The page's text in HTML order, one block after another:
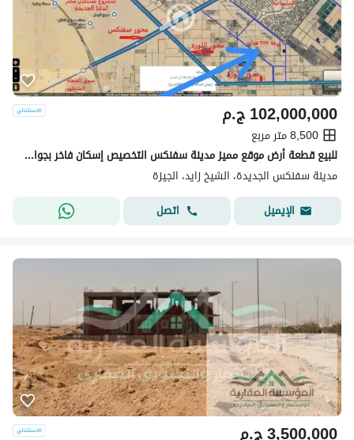
ج.م102,000,000
8,500 متر مربع
للبيع قطعة أرض موقع مميز مدينة سفنكس التخصيص إسكان فاخر بجوار محوّر الضبعة و مدينة جريان
مدينة سفنكس الجديدة، الشيخ زايد، الجيزة
الإيميل
اتصل
ج.م3,500,000